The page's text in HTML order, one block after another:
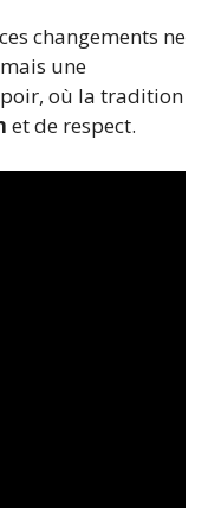
changements ne
une
où la tradition
et de respect.